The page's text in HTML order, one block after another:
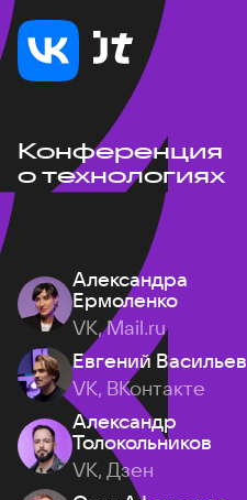
Конференция
о технологиях
Александра
Ермоленко
VK, Mail.ru
Евгений Васильев
VK, ВКонтакте
Александр
Толокольников
VK, Дзен